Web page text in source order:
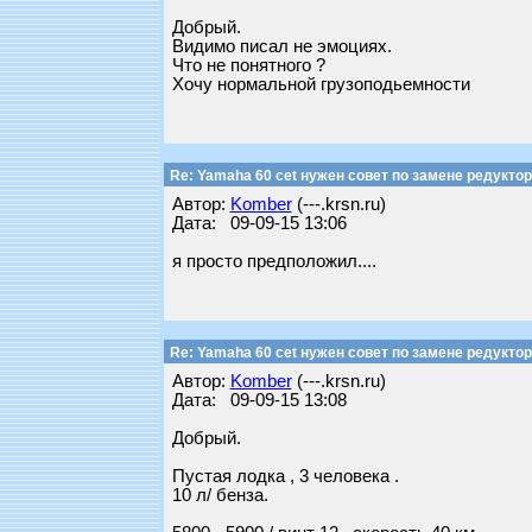
Добрый.
Видимо писал не эмоциях.
Что не понятного ?
Хочу нормальной грузоподьемности
Re: Yamaha 60 cet нужен совет по замене
Автор: Komber(---.krsn.ru)
Дата: 09-09-15 13:06
я просто предположил....
Re: Yamaha 60 cet нужен совет по замене
Автор: Komber(---.krsn.ru)
Дата: 09-09-15 13:08
Добрый.
Пустая лодка , 3 человека .
10 л/ бенза.